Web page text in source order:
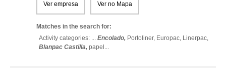
Ver empresa Ver no Mapa
Matches in the search for:
Activity categories: ... Encolado, Portoliner, Europac, Linerpac,
Blanpac Castilla, papel ...